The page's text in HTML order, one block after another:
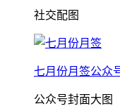
社交配图
七月份月签公众
公众号封面大图